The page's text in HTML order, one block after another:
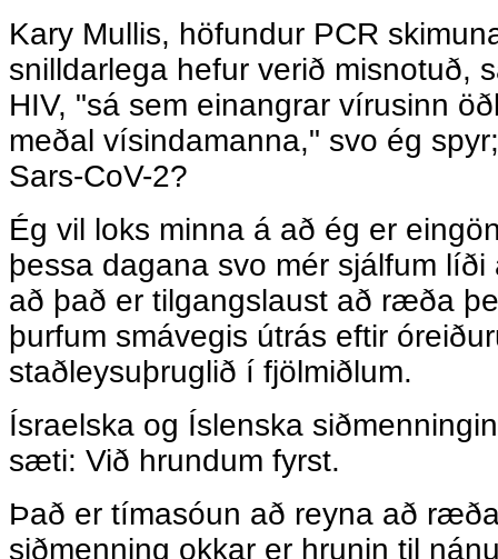
Kary Mullis, höfundur PCR
snilldarlega hefur verið misnotuð,
HIV, "sá sem einangrar vírusinn
meðal vísindamanna," svo ég
Sars-CoV-2?
Ég vil loks minna á að ég er
þessa dagana svo mér sjálfum
að það er tilgangslaust að ræða
þurfum smávegis útrás eftir
staðleysuþruglið í fjölmiðlum.
Ísraelska og Íslenska
sæti: Við hrundum fyrst.
Það er tímasóun að reyna að
siðmenning okkar er hrunin til